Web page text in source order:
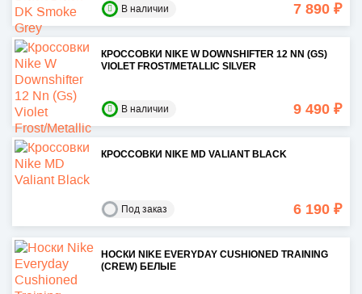
В наличии 7 890 ₽
КРОССОВКИ NIKE W DOWNSHIFTER 12 NN (GS)
VIOLET FROST/METALLIC SILVER
В наличии 9 490 ₽
КРОССОВКИ NIKE MD VALIANT BLACK
Под заказ 6 190 ₽
НОСКИ NIKE EVERYDAY CUSHIONED TRAINING
(CREW) БЕЛЫЕ